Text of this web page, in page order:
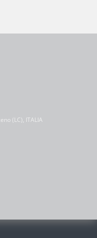
(LC), ITALIA